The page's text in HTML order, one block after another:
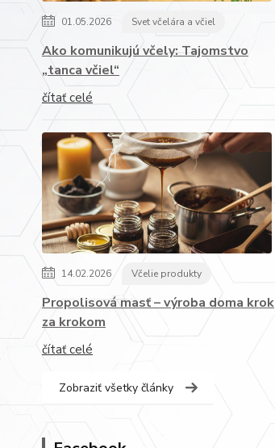
01.05.2026 Svet včelára a včiel
Ako komunikujú včely: Tajomstvo
„tanca včiel“
čítať celé
14.02.2026 Včelie produkty
Propolisová masť – výroba doma krok
za krokom
čítať celé
Zobraziť všetky články